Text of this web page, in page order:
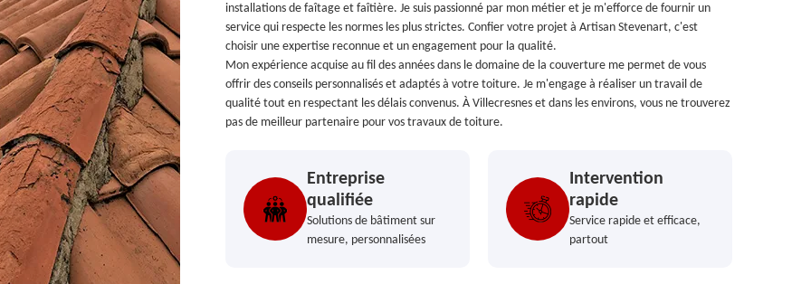
installations de faîtage et faîtière. Je suis passionné par mon métier et je m'efforce de fournir un
service qui respecte les normes les plus strictes. Confier votre projet à Artisan Stevenart, c'est
choisir une expertise reconnue et un engagement pour la qualité.
Mon expérience acquise au fil des années dans le domaine de la couverture me permet de vous
offrir des conseils personnalisés et adaptés à votre toiture. Je m'engage à réaliser un travail de
qualité tout en respectant les délais convenus. À Villecresnes et dans les environs, vous ne trouverez
pas de meilleur partenaire pour vos travaux de toiture.
Entreprise
qualifiée
Solutions de bâtiment sur
mesure, personnalisées
Intervention
rapide
Service rapide et efficace,
partout